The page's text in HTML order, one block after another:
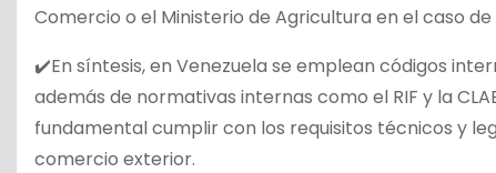
Comercio o el Ministerio de Agricultura en el caso
✔️En síntesis, en Venezuela se emplean códigos
además de normativas internas como el RIF y la
fundamental cumplir con los requisitos técnicos y
comercio exterior.